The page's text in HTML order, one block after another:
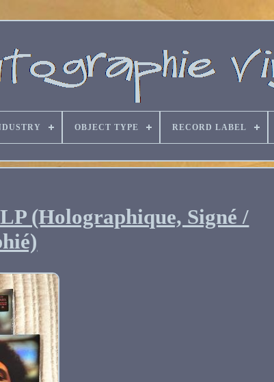
OBJECT TYPE RECORD LABEL
(Holographique, Signé /